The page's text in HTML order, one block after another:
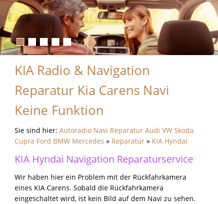
KIA Radio & Navigation
Reparatur Kia Carens Navi
Keine Funktion
Sie sind hier: Autoradio Navi Reparatur Audi VW Skoda
Cupra Ford BMW Mercedes » Reparatur » KIA Hyndai
KIA Hyndai Navigation Reparaturservice
Wir haben hier ein Problem mit der Rückfahrkamera
eines KIA Carens. Sobald die Rückfahrkamera
eingeschaltet wird, ist kein Bild auf dem Navi zu sehen.